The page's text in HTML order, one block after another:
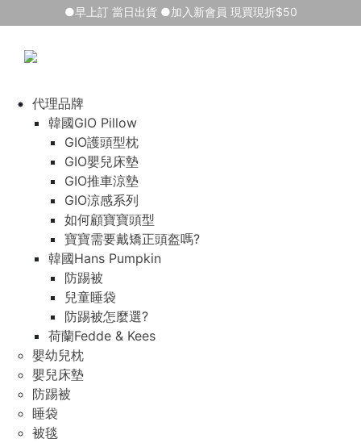
代理品牌
韓國GIO Pillow
GIO護頭型枕
GIO嬰兒床墊
GIO推車涼墊
GIO涼感系列
如何顧寶寶頭型
寶寶需要戴矯正頭盔嗎?
韓國Hans Pumpkin
防踢被
兒童睡袋
防踢被怎麼選?
荷蘭Fedde & Kees
嬰幼兒枕
嬰兒床墊
防踢被
睡袋
被毯
●早上訂 當日出貨 ●加入新會員 現買現折$50